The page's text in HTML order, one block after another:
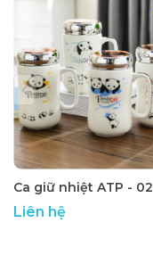
Ca giữ nhiệt ATP - 02
Liên hệ